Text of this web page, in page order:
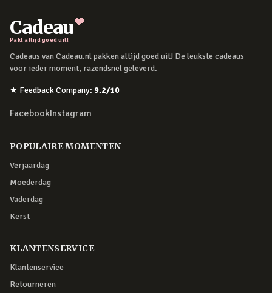
Cadeau
Pakt altijd goed uit!
Cadeaus van Cadeau.nl pakken altijd goed uit! De leukste cadeaus
voor ieder moment, razendsnel geleverd.
★ Feedback Company: 9.2/10
FacebookInstagram
POPULAIRE MOMENTEN
Verjaardag
Moederdag
Vaderdag
Kerst
KLANTENSERVICE
Klantenservice
Retourneren